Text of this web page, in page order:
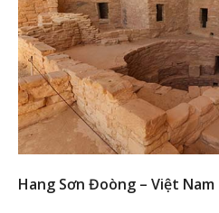
Hang Sơn Đoòng – Việt Nam